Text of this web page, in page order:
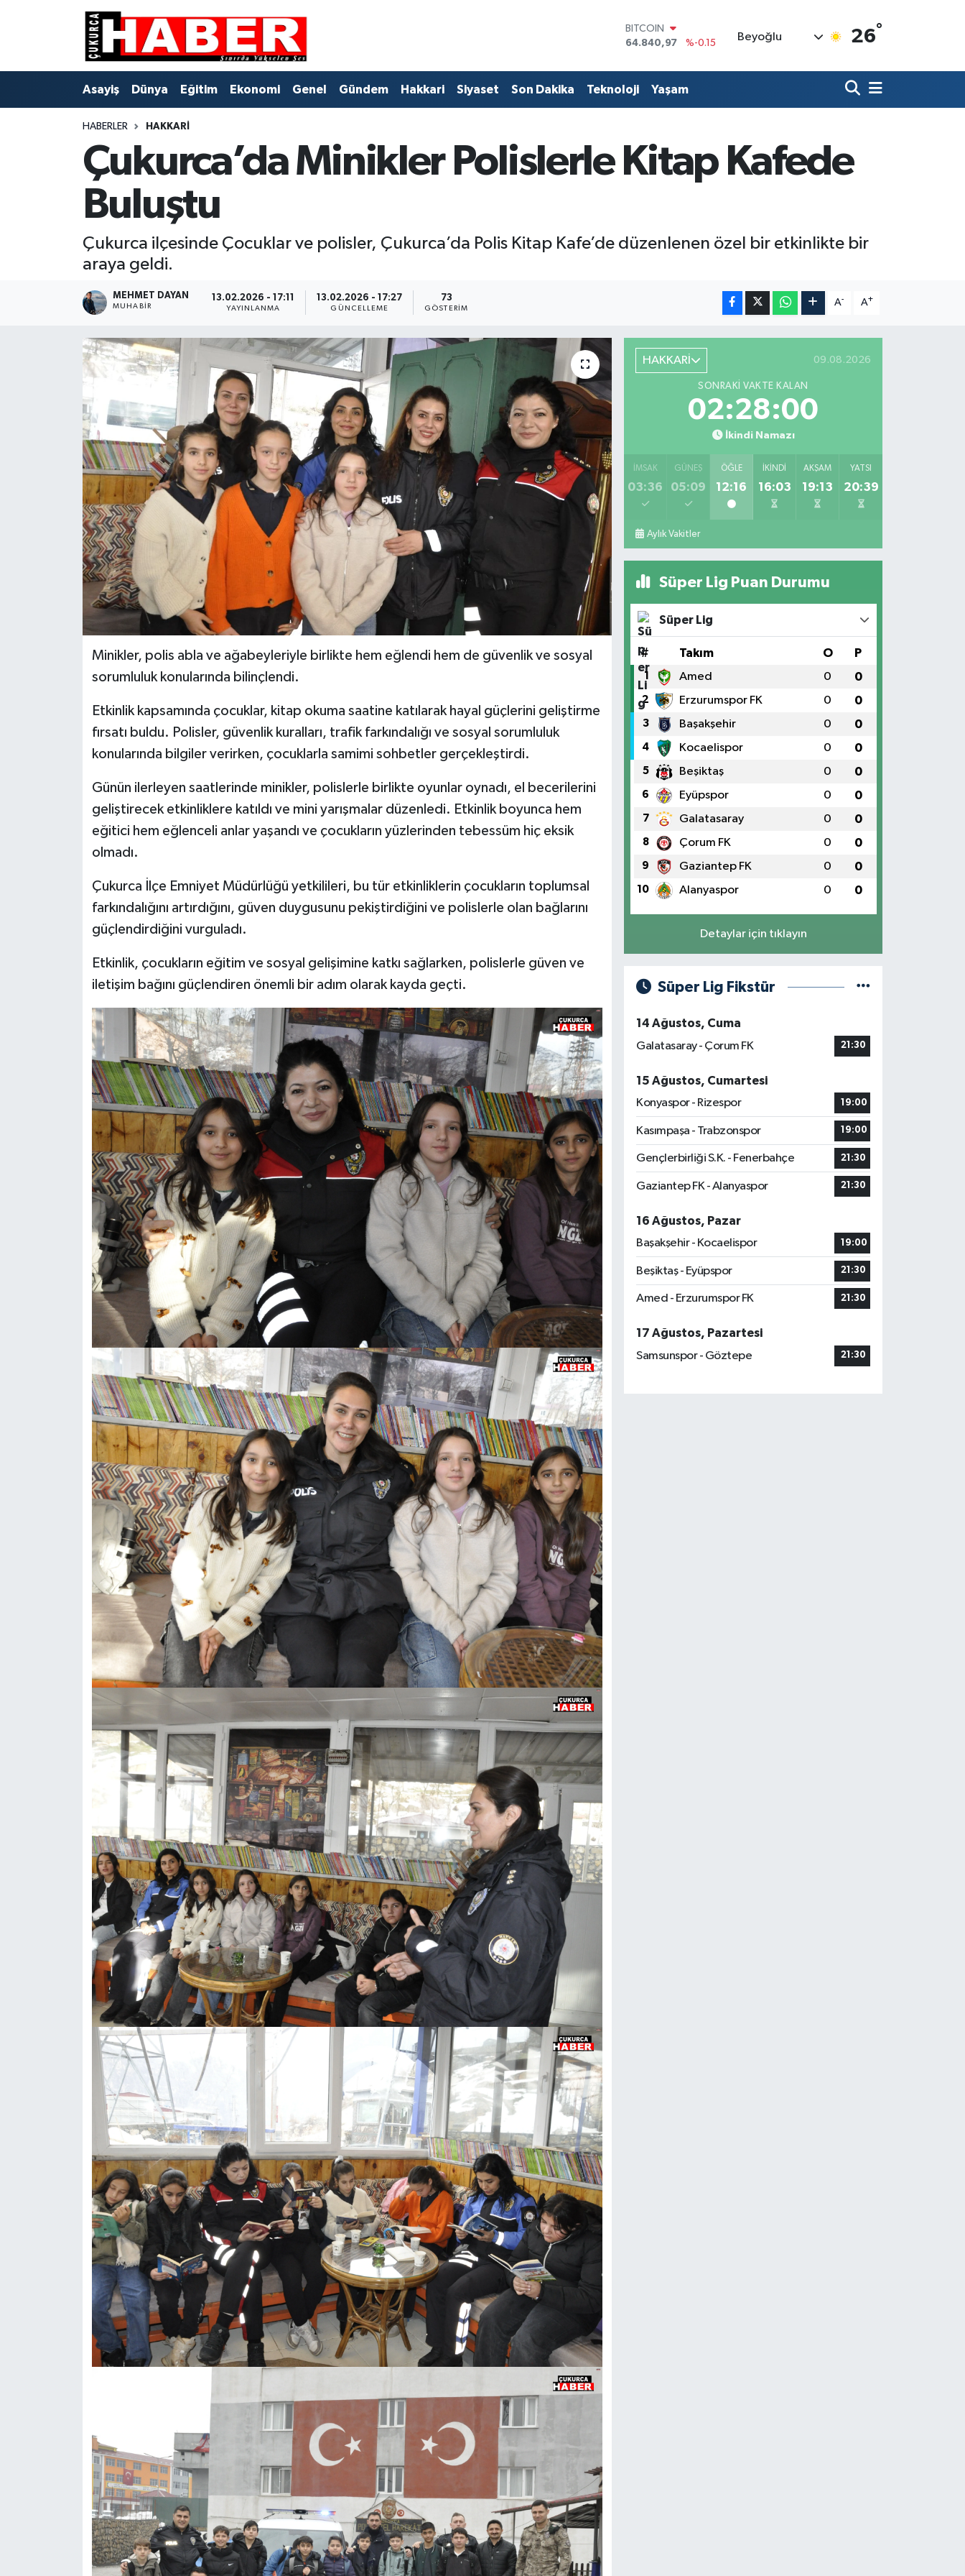
DOLAR
47,7436
%0.18
55,2510
%0.32
STERLİN
BİST100
13.779
%-14
BITCOIN
Beyoğlu 26°
Asayiş Dünya Eğitim Ekonomi Genel Gündem Hakkari Siyaset Son Dakika Teknoloji Yaşam
HABERLER HAKKARI
Çukurca’da Minikler Polislerle Kitap Kafede
Buluştu
Çukurca ilçesinde Çocuklar ve polisler, Çukurca’da Polis Kitap Kafe’de düzenlenen özel bir etkinlikte bir
araya geldi.
MEHMET DAYAN
MUHABIR
13.02.2026 - 17:11
YAYINLANMA
13.02.2026 - 17:27
GÜNCELLEME
73
GÖSTERIM
A- A+
Minikler, polis abla ve ağabeyleriyle birlikte hem eğlendi hem de güvenlik ve sosyal
sorumluluk konularında bilinçlendi.
Etkinlik kapsamında çocuklar, kitap okuma saatine katılarak hayal güçlerini geliştirme
fırsatı buldu. Polisler, güvenlik kuralları, trafik farkındalığı ve sosyal sorumluluk
konularında bilgiler verirken, çocuklarla samimi sohbetler gerçekleştirdi.
Günün ilerleyen saatlerinde minikler, polislerle birlikte oyunlar oynadı, el becerilerini
geliştirecek etkinliklere katıldı ve mini yarışmalar düzenledi. Etkinlik boyunca hem
eğitici hem eğlenceli anlar yaşandı ve çocukların yüzlerinden tebessüm hiç eksik
olmadı.
Çukurca İlçe Emniyet Müdürlüğü yetkilileri, bu tür etkinliklerin çocukların toplumsal
farkındalığını artırdığını, güven duygusunu pekiştirdiğini ve polislerle olan bağlarını
güçlendirdiğini vurguladı.
Etkinlik, çocukların eğitim ve sosyal gelişimine katkı sağlarken, polislerle güven ve
iletişim bağını güçlendiren önemli bir adım olarak kayda geçti.
HAKKARİ 09.08.2026
SONRAKI VAKTE KALAN
02:27:58
İkindi Namazı
İMSAK
03:36
GÜNEŞ
05:09
ÖĞLE
12:16
İKINDI
16:03
AKŞAM
19:13
YATSI
20:39
Aylık Vakitler
Süper Lig Puan Durumu
Süper Lig
# Takım O P
1 Amed 0 0
2 Erzurumspor FK 0 0
3 Başakşehir 0 0
4 Kocaelispor 0 0
5 Beşiktaş 0 0
6 Eyüpspor 0 0
7 Galatasaray 0 0
8 Çorum FK 0 0
9 Gaziantep FK 0 0
10 Alanyaspor 0 0
Detaylar için tıklayın
Süper Lig Fikstür
14 Ağustos, Cuma
Galatasaray - Çorum FK
21:30
15 Ağustos, Cumartesi
Konyaspor - Rizespor
19:00
Kasımpaşa - Trabzonspor 19:00
Gençlerbirliği S.K. - Fenerbahçe 21:30
Gaziantep FK - Alanyaspor 21:30
16 Ağustos, Pazar
Başakşehir - Kocaelispor
19:00
Beşiktaş - Eyüpspor 21:30
Amed - Erzurumspor FK 21:30
17 Ağustos, Pazartesi
Samsunspor - Göztepe
21:30
Ekonomi
Gündem
Son Dakika
Teknoloji
Hava Durumu
Trafik Durumu
Süper Lig Puan Durumu ve Fikstür
Tüm Manşetler
Son Dakika Haberleri
Haber Arşivi